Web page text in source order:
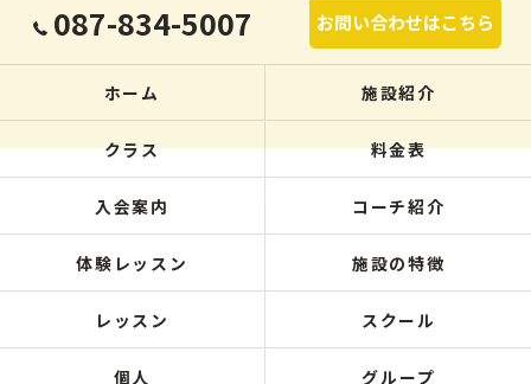
087-834-5007 お問い合わせはこちら
ホーム 施設紹介
クラス 料金表
入会案内 コーチ紹介
体験レッスン 施設の特徴
レッスン スクール
個人 グループ